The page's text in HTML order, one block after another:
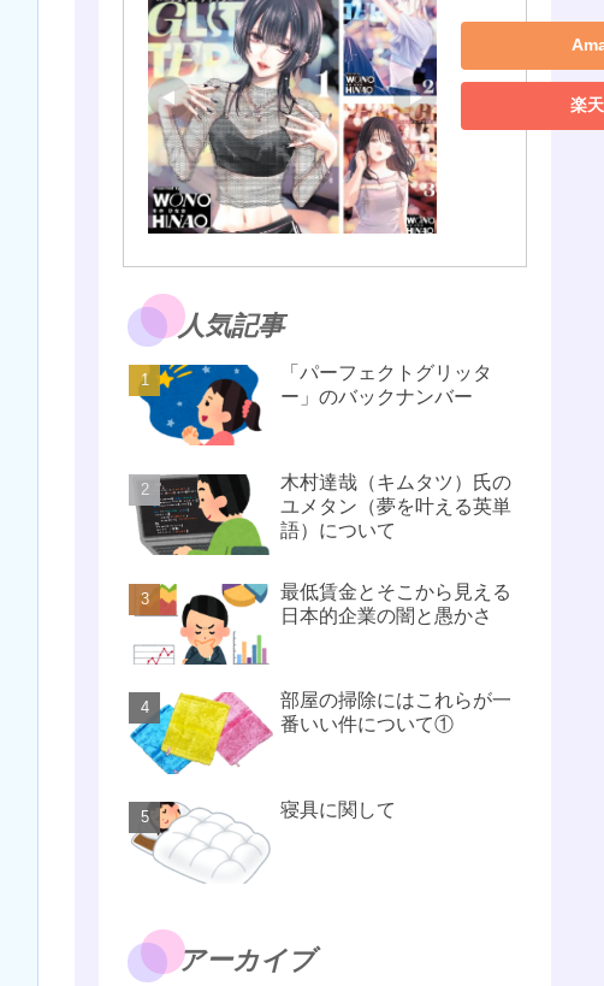
楽
人気記事
「パーフェクトグリッタ
ー」のバックナンバー
木村達哉（キムタツ）氏の
ユメタン（夢を叶える英単
語）について
最低賃金とそこから見える
日本的企業の闇と愚かさ
部屋の掃除にはこれらが一
番いい件について①
寝具に関して
アーカイブ